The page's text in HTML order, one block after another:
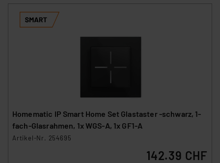
Homematic IP Smart Home Set Glastaster -schwarz, 1-
fach-Glasrahmen, 1x WGS-A, 1x GF1-A
Artikel-Nr. 254695
142.39 CHF